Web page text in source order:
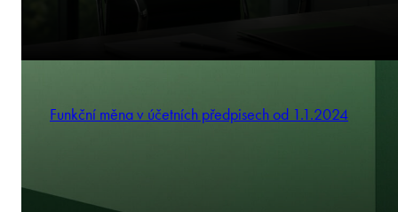
Funkční měna v účetních předpisech od 1.1.2024